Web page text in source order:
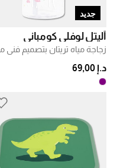
جديد
أليتل لوفلي كومباني
د.إ 69,00